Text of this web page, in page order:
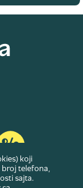
Dubes doo
koji
broj telefona,
sajta.